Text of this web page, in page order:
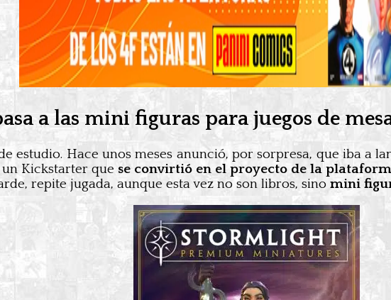
a las mini figuras para juegos de
estudio. Hace unos meses anunció, por sorpresa, que iba a
Kickstarter que se convirtió en el proyecto de la
repite jugada, aunque esta vez no son libros, sino mini